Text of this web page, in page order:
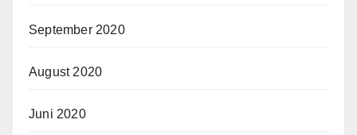
September 2020
August 2020
Juni 2020